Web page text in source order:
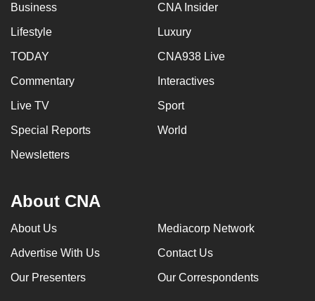
Business CNA Insider
Lifestyle Luxury
TODAY CNA938 Live
Commentary Interactives
Live TV Sport
Special Reports World
Newsletters
About CNA
About Us Mediacorp Network
Advertise With Us Contact Us
Our Presenters Our Correspondents